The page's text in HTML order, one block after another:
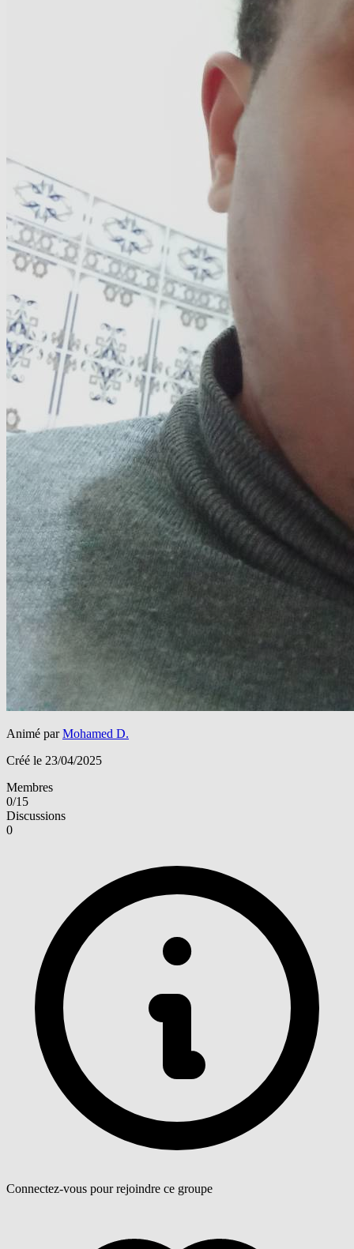
Animé parMohamed D.
Créé le 23/04/2025
Membres
0/15
Discussions
0
Connectez-vous pour rejoindre ce groupe